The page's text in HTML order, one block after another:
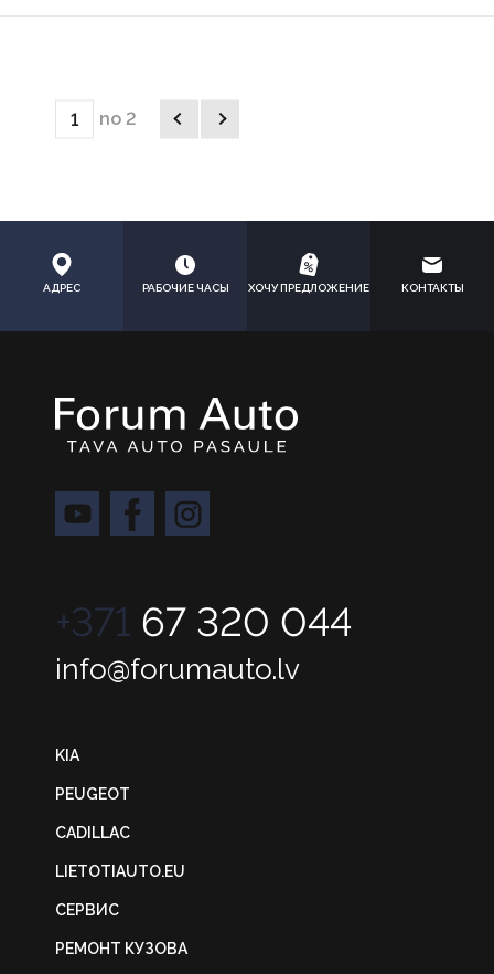
no 2
АДРЕС РАБОЧИЕ ЧАСЫ ХОЧУ ПРЕДЛОЖЕНИЕ КОНТАКТЫ
KIA
PEUGEOT
CADILLAC
LIETOTIAUTO.EU
СЕРВИС
РЕМОНТ КУЗОВА
+371 67 320 044
info@forumauto.lv